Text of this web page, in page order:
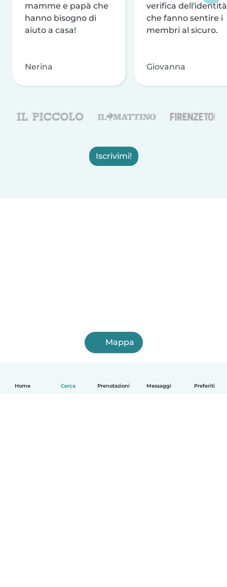
Home Cerca Prenotazioni Messaggi Preferiti
mamme e papà che
hanno bisogno di
aiuto a casa!
Nerina
verifica dell'identità
che fanno sentire i
membri al sicuro.
Giovanna
Iscrivimi!
Mappa